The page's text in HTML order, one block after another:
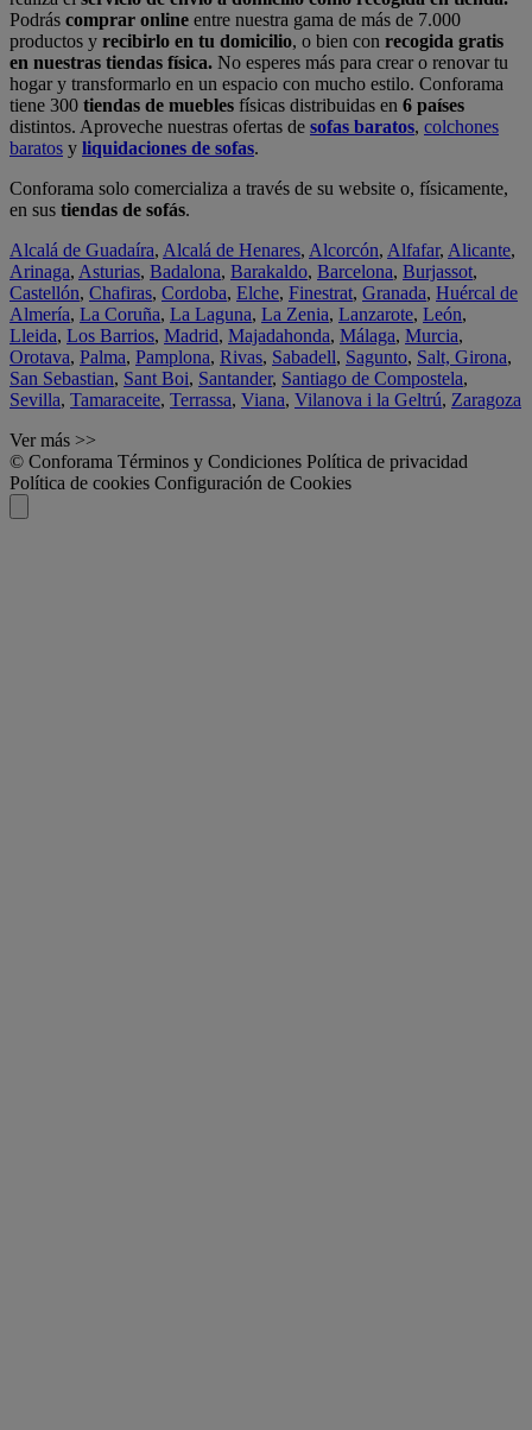
Podrás comprar online entre nuestra gama de más de 7.000
productos y recibirlo en tu domicilio, o bien con recogida gratis
en nuestras tiendas física. No esperes más para crear o renovar tu
hogar y transformarlo en un espacio con mucho estilo. Conforama
tiene 300 tiendas de muebles físicas distribuidas en 6 países
distintos. Aproveche nuestras ofertas de sofas baratos, colchones
baratos y liquidaciones de sofas.
Conforama solo comercializa a través de su website o, físicamente,
en sus tiendas de sofás.
Alcalá de Guadaíra, Alcalá de Henares, Alcorcón, Alfafar, Alicante,
Arinaga, Asturias, Badalona, Barakaldo, Barcelona, Burjassot,
Castellón, Chafiras, Cordoba, Elche, Finestrat, Granada, Huércal de
Almería, La Coruña, La Laguna, La Zenia, Lanzarote, León,
Lleida, Los Barrios, Madrid, Majadahonda, Málaga, Murcia,
Orotava, Palma, Pamplona, Rivas, Sabadell, Sagunto, Salt, Girona,
San Sebastian, Sant Boi, Santander, Santiago de Compostela,
Sevilla, Tamaraceite, Terrassa, Viana, Vilanova i la Geltrú, Zaragoza
Ver más >>
© Conforama Términos y Condiciones Política de privacidad
Política de cookies Configuración de Cookies